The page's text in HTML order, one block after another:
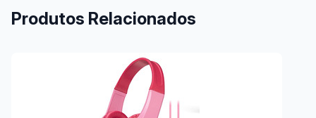
Produtos Relacionados